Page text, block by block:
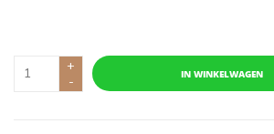
+
-
IN WINKELWAGEN